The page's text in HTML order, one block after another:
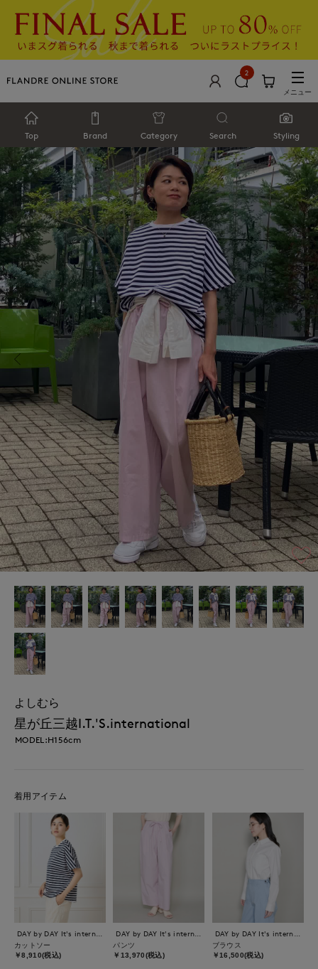
2
メニュー
Top Brand Category Search Styling
よしむら
星が丘三越I.T.'S.international
MODEL:H156cm
着用アイテム
カットソー
￥8,910(税込)
パンツ
￥13,970(税込)
ブラウス
￥16,500(税込)